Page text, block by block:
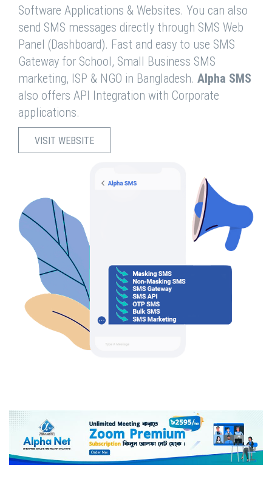
Software Applications & Websites. You can also
send SMS messages directly through SMS Web
Panel (Dashboard). Fast and easy to use SMS
Gateway for School, Small Business SMS
marketing, ISP & NGO in Bangladesh. Alpha SMS
also offers API Integration with Corporate
applications.
VISIT WEBSITE